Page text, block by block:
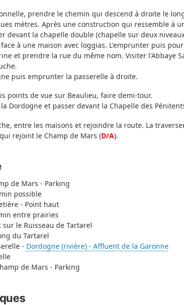
prendre le chemin qui descend à droite le
mètres. Après une construction qui ressemble à
devant la chapelle double (chapelle sur deux
à une maison avec loggias. L'emprunter puis
et prendre la rue du même nom. Visiter l'Abbaye
puis emprunter la passerelle à droite.
points de vue sur Beaulieu, faire demi-tour.
Dordogne et passer devant la Chapelle des
entre les maisons et rejoindre la route. La
rejoint le Champ de Mars (D/A).
de Mars - Parking
possible
- Point haut
entre prairies
le Ruisseau de Tartarel
du Tartarel
- Dordogne (rivière) - Affluent de la Garonne
de Mars - Parking